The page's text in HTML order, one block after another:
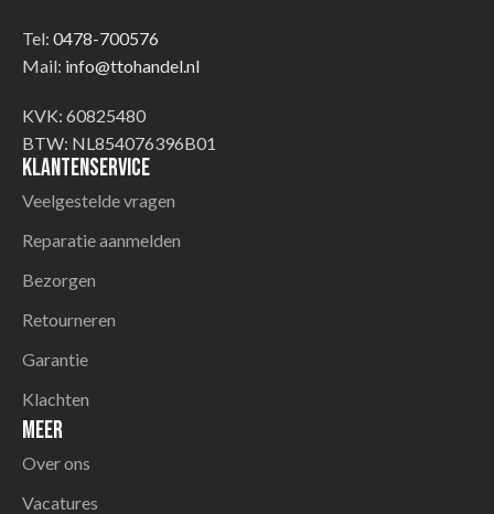
Tel: 0478-700576
Mail: info@ttohandel.nl
KVK: 60825480
BTW: NL854076396B01
Klantenservice
Veelgestelde vragen
Reparatie aanmelden
Bezorgen
Retourneren
Garantie
Klachten
Meer
Over ons
Vacatures